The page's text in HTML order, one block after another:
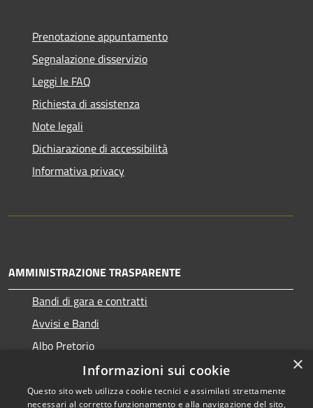
Prenotazione appuntamento
Segnalazione disservizio
Leggi le FAQ
Richiesta di assistenza
Note legali
Dichiarazione di accessibilità
Informativa privacy
AMMINISTRAZIONE TRASPARENTE
Bandi di gara e contratti
Avvisi e Bandi
Albo Pretorio
×
Informazioni sui cookie
Questo sito web utilizza cookie tecnici e assimilati strettamente
necessari al corretto funzionamento e alla navigazione del sito,